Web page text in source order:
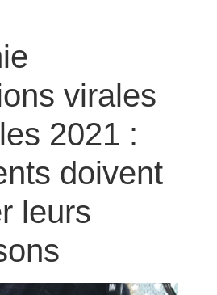
virales
2021 :
doivent
leurs